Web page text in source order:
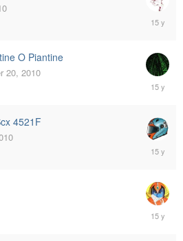
6,
O Piantine
20, 2010
6,
4521F
1,
28,